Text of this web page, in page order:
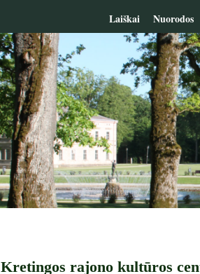
Laiškai Nuorodos
rajono kultūros